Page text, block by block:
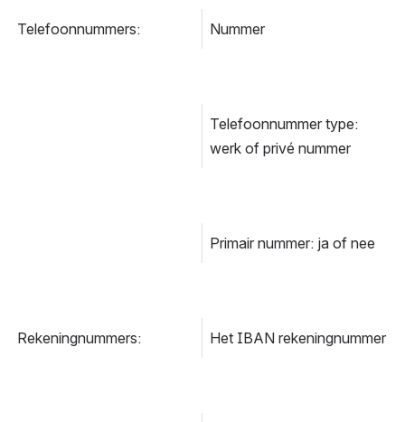
Telefoonnummers: Nummer
Telefoonnummer type:
werk of privé nummer
Primair nummer: ja of nee
Rekeningnummers: Het IBAN rekeningnummer